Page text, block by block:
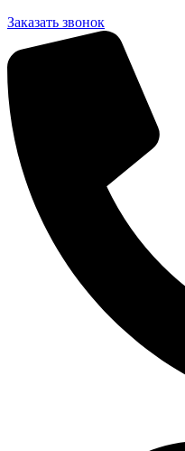
Заказать звонок